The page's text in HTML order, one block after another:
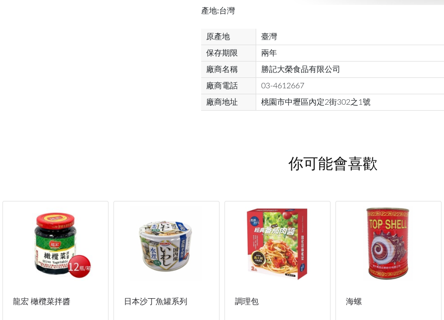
產地:台灣
原產地 臺灣
保存期限 兩年
廠商名稱 勝記大榮食品有限公司
廠商電話 03-4612667
廠商地址 桃園市中壢區內定2街302之1號
你可能會喜歡
龍宏 橄欖菜拌醬 日本沙丁魚罐系列 調理包 海螺